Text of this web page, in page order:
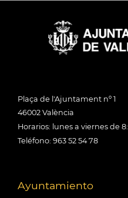
Plaça de l'Ajuntament nº 1
46002 València
Horarios: lunes a viernes de
Teléfono: 963 52 54 78
Ayuntamiento